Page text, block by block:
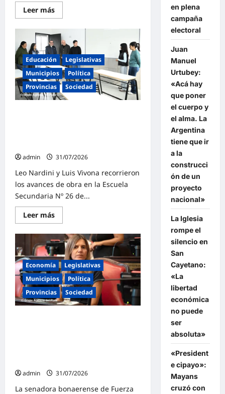
Leer másLee
más
El
FreSU
lleva
al
Estado
argentino
a
la
CIDH
para
que
la
Educación
Legislativas
Municipios
Política
Provincias
Sociedad
admin
31/07/2026
Leo Nardini y Luis Vivona recorrieron
los avances de obra en la Escuela
Secundaria Nº 26 de...
Leer másLee
más
Leo
Nardini
y
Luis
Vivona
consolidan
la
educación
pública
en
Malvinas
Economía
Legislativas
Municipios
Política
Provincias
Sociedad
admin
31/07/2026
La senadora bonaerense de Fuerza
en plena
campaña
electoral
Juan
Manuel
Urtubey:
«Acá hay
que poner
el cuerpo y
el alma. La
Argentina
tiene que ir
a la
construcci
ón de un
proyecto
nacional»
La Iglesia
rompe el
silencio en
San
Cayetano:
«La
libertad
económica
no puede
ser
absoluta»
«President
e cipayo»:
Mayans
cruzó con